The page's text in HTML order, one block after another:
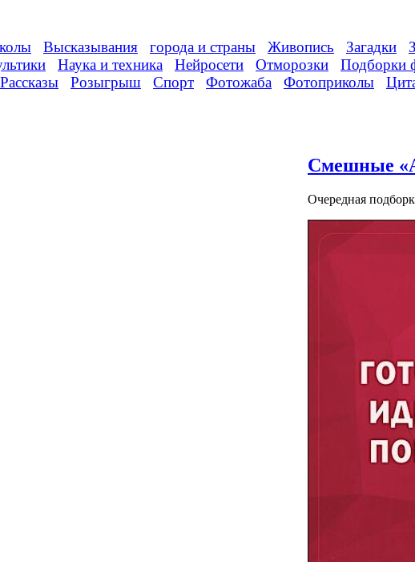
Высказывания города и страны Живопись Загадки
Наука и техника Нейросети Отморозки Подборки
Рассказы Розыгрыш Спорт Фотожаба Фотоприколы
Смешные
Очередная